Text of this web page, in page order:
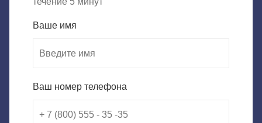
Ваше имя
Ваш номер телефона